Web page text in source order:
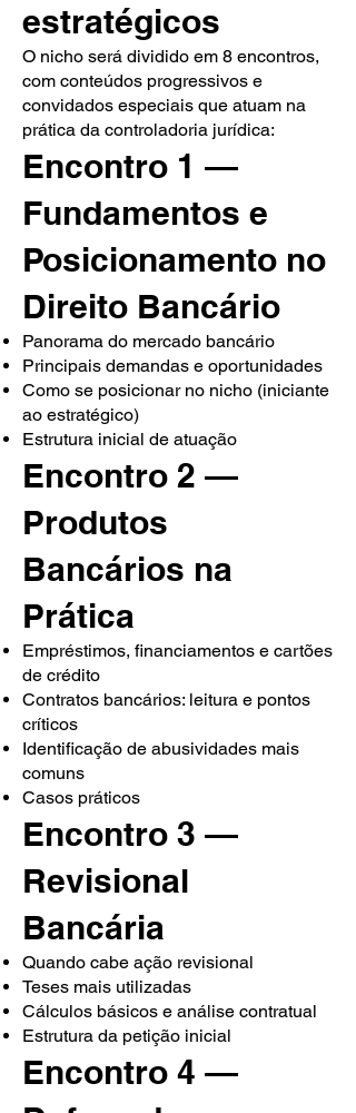
estratégicos
O nicho será dividido em 8 encontros,
com conteúdos progressivos e
convidados especiais que atuam na
prática da controladoria jurídica:
Encontro 1 —
Fundamentos e
Posicionamento no
Direito Bancário
Panorama do mercado bancário
Principais demandas e oportunidades
Como se posicionar no nicho (iniciante
ao estratégico)
Estrutura inicial de atuação
Encontro 2 —
Produtos
Bancários na
Prática
Empréstimos, financiamentos e cartões
de crédito
Contratos bancários: leitura e pontos
críticos
Identificação de abusividades mais
comuns
Casos práticos
Encontro 3 —
Revisional
Bancária
Quando cabe ação revisional
Teses mais utilizadas
Cálculos básicos e análise contratual
Estrutura da petição inicial
Encontro 4 —